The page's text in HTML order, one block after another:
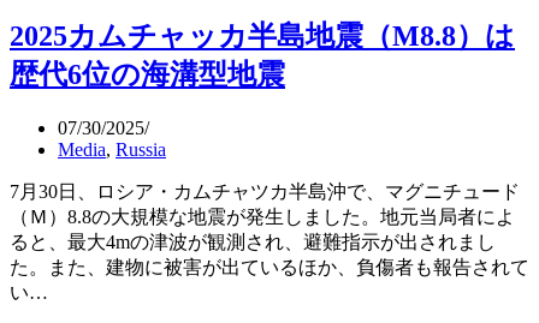
欺
を
批
（フ
ル
演
説
動
画）
ャ
ツ
カ
島
で
相
次
ぐ
火
2025カムチャッカ半島地震（M8.8）は
歴代6位の海溝型地震
07/30/2025
Media, Russia
7月30日、ロシア・カムチャツカ半島沖で、マグニチュード
（Ｍ）8.8の大規模な地震が発生しました。地元当局者によ
ると、最大4mの津波が観測され、避難指示が出されまし
た。また、建物に被害が出ているほか、負傷者も報告されて
い…